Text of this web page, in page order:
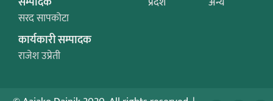
सरद सापकोटा
कार्यकारी सम्पादक
राजेश उप्रेती